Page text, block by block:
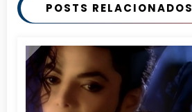
POSTS RELACIONADOS